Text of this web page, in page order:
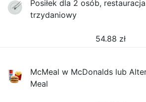
Posiłek dla 2 osób,
trzydaniowy
54.88 zł
McMeal w McDonalds lub
Meal